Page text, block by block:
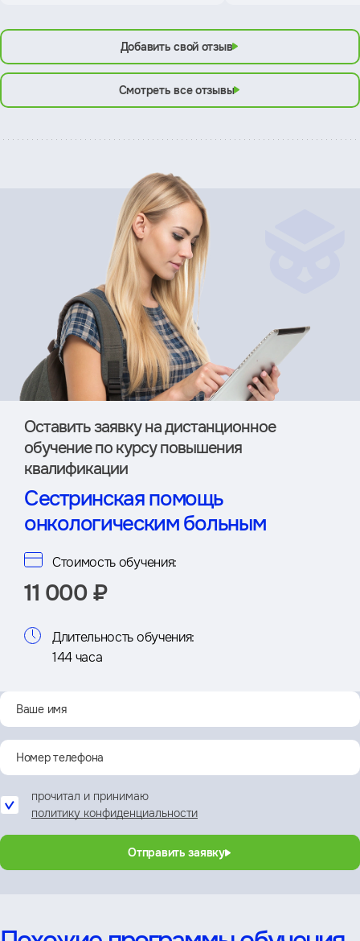
Добавить свой отзыв
Смотреть все отзывы
Оставить заявку на дистан­ционное
обучение по курсу повышения
квалификации
Сестринская помощь
онкологическим больным
Стоимость обучения:
11 000 ₽
Длительность обучения:
144 часа
прочитал и принимаю
политику конфиденциальности
Отправить заявку